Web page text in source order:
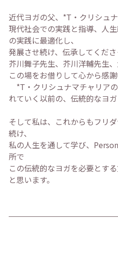
近代ヨガの父、*T・クリシュ
現代社会での実践と指導、人
の実践に最適化し、
発展させ続け、伝承してくだ
芥川舞子先生、芥川洋輔先生
この場をお借りして心から感謝
*T・クリシュナマチャリア
れていく以前の、伝統的なヨガ
そして私は、これからもフリ
続け、
私の人生を通して学び、
所で
この伝統的なヨガを必要とす
と思います。